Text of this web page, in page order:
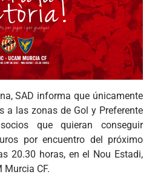
SAD informa que únicamente
a las zonas de Gol y Preferente
que quieran conseguir
por encuentro del próximo
20.30 horas, en el Nou Estadi,
Murcia CF.